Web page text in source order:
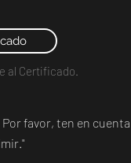
al Certificado.
favor, ten en